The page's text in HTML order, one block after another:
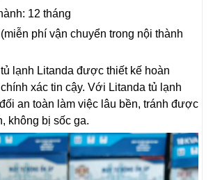
12 tháng
(miễn phí vận chuyển trong nội thành
lạnh Litanda được thiết kế hoàn
xác tin cậy. Với Litanda tủ lạnh
an toàn làm việc lâu bền, tránh được
không bị sốc ga.